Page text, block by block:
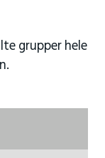
grupper hele